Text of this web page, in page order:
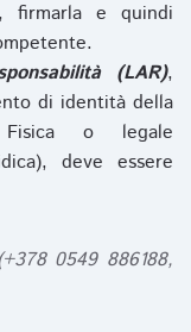
firmarla e quindi
(LAR),
di identità della
o legale
deve essere
0549 886188,